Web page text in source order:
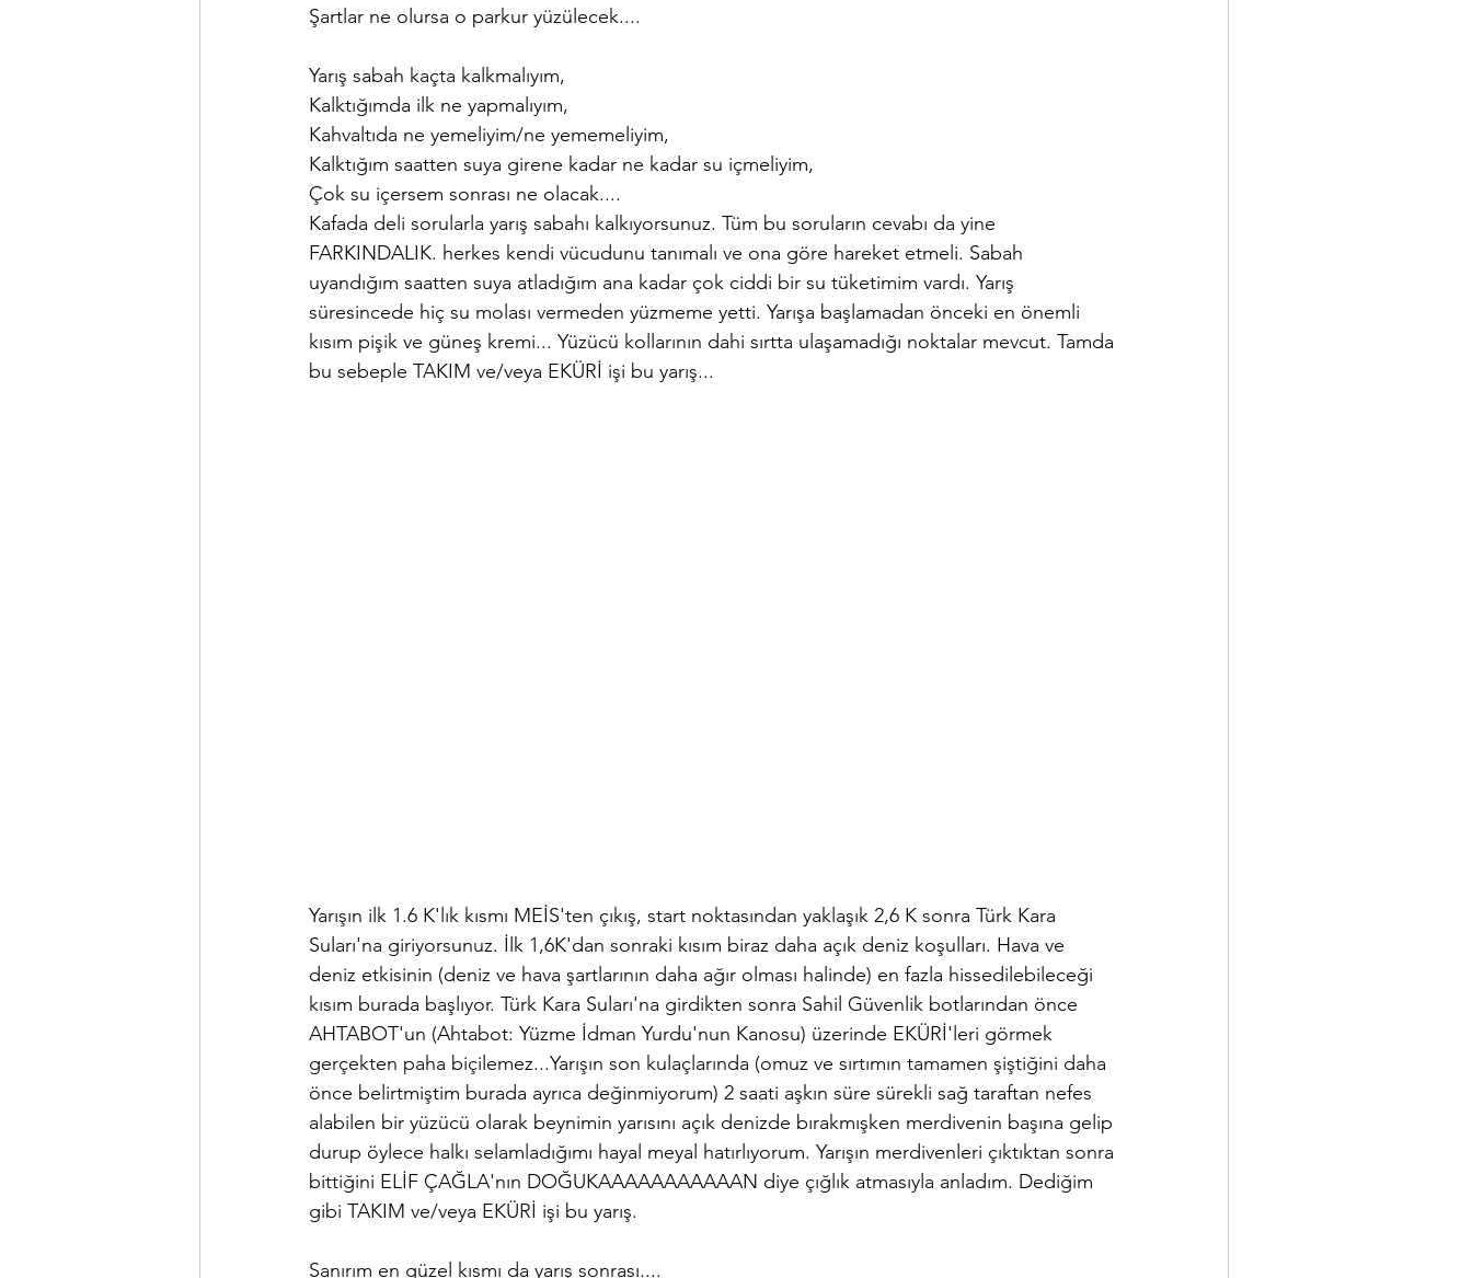
Şartlar ne olursa o parkur yüzülecek....
Yarış sabah kaçta kalkmalıyım,
Kalktığımda ilk ne yapmalıyım,
Kahvaltıda ne yemeliyim/ne yememeliyim,
Kalktığım saatten suya girene kadar ne kadar su içmeliyim,
Çok su içersem sonrası ne olacak....
Kafada deli sorularla yarış sabahı kalkıyorsunuz. Tüm bu soruların cevabı da yine
FARKINDALIK. herkes kendi vücudunu tanımalı ve ona göre hareket etmeli. Sabah
uyandığım saatten suya atladığım ana kadar çok ciddi bir su tüketimim vardı. Yarış
süresincede hiç su molası vermeden yüzmeme yetti. Yarışa başlamadan önceki en önemli
kısım pişik ve güneş kremi... Yüzücü kollarının dahi sırtta ulaşamadığı noktalar mevcut. Tamda
bu sebeple TAKIM ve/veya EKÜRİ işi bu yarış...
Yarışın ilk 1.6 K'lık kısmı MEİS'ten çıkış, start noktasından yaklaşık 2,6 K sonra Türk Kara
Suları'na giriyorsunuz. İlk 1,6K'dan sonraki kısım biraz daha açık deniz koşulları. Hava ve
deniz etkisinin (deniz ve hava şartlarının daha ağır olması halinde) en fazla hissedilebileceği
kısım burada başlıyor. Türk Kara Suları'na girdikten sonra Sahil Güvenlik botlarından önce
AHTABOT'un (Ahtabot: Yüzme İdman Yurdu'nun Kanosu) üzerinde EKÜRİ'leri görmek
gerçekten paha biçilemez...Yarışın son kulaçlarında (omuz ve sırtımın tamamen şiştiğini daha
önce belirtmiştim burada ayrıca değinmiyorum) 2 saati aşkın süre sürekli sağ taraftan nefes
alabilen bir yüzücü olarak beynimin yarısını açık denizde bırakmışken merdivenin başına gelip
durup öylece halkı selamladığımı hayal meyal hatırlıyorum. Yarışın merdivenleri çıktıktan sonra
bittiğini ELİF ÇAĞLA'nın DOĞUKAAAAAAAAAAAN diye çığlık atmasıyla anladım. Dediğim
gibi TAKIM ve/veya EKÜRİ işi bu yarış.
Sanırım en güzel kısmı da yarış sonrası....